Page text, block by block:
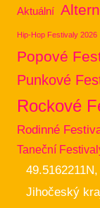
Aktuální
Hip-Hop Festivaly 2026
Popové
Punkové
Rockové
Rodinné
Taneční
Jihočeský